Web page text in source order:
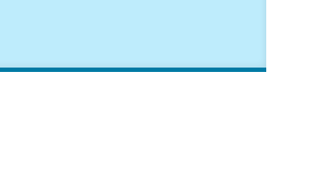
कार्तिक १८ गते इटहरीमा नेपथ्यको